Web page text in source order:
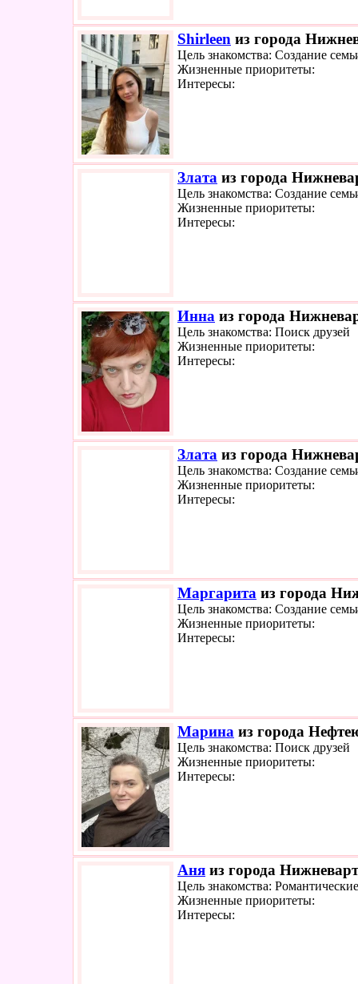
Shirleen из города
Цель знакомства: Создание
Жизненные приоритеты:
Интересы:
Злата из города
Цель знакомства: Создание
Жизненные приоритеты:
Интересы:
Инна из города
Цель знакомства: Поиск друзей
Жизненные приоритеты:
Интересы:
Злата из города
Цель знакомства: Создание
Жизненные приоритеты:
Интересы:
Маргарита из города
Цель знакомства: Создание
Жизненные приоритеты:
Интересы:
Марина из города
Цель знакомства: Поиск друзей
Жизненные приоритеты:
Интересы:
Аня из города
Цель знакомства:
Жизненные приоритеты:
Интересы: